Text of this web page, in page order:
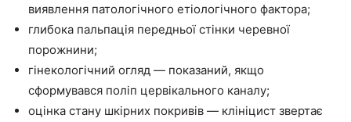
виявлення патологічного етіологічного фактора;
глибока пальпація передньої стінки черевної
порожнини;
гінекологічний огляд — показаний, якщо
сформувався поліп цервікального каналу;
оцінка стану шкірних покривів — клініцист звертає